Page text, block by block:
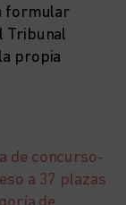
formular
Tribunal
propia
de concurso-
a 37 plazas